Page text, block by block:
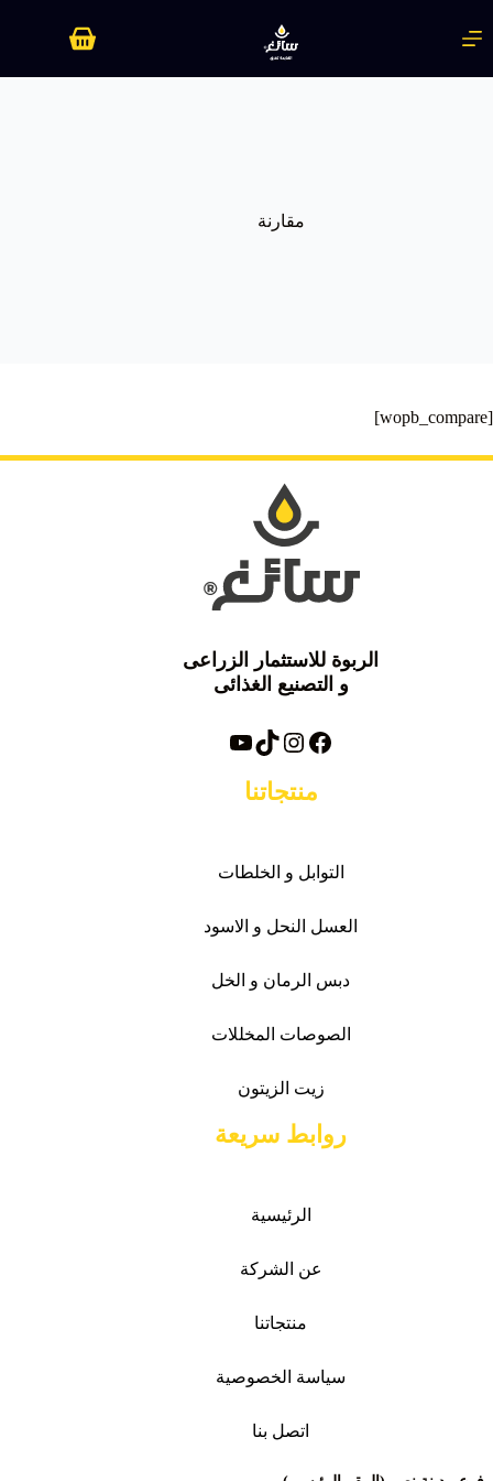
إلى
المحتوى
عربة
مقارنة
[wopb_compare]
الربوة للاستثمار الزراعى
و التصنيع الغذائى
فيسبوك
انستغرام
تيك توكيوتيوب
منتجاتنا
التوابل و الخلطات
العسل النحل و الاسود
دبس الرمان و الخل
الصوصات المخللات
زيت الزيتون
روابط سريعة
الرئيسية
عن الشركة
منتجاتنا
سياسة الخصوصية
اتصل بنا